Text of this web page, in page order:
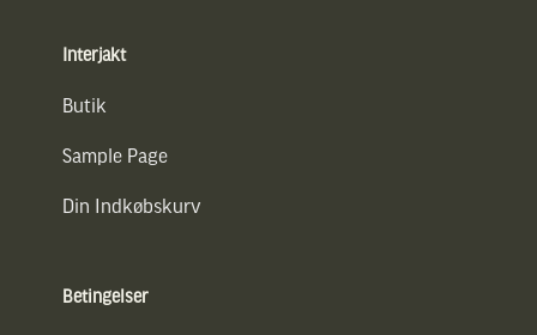
Interjakt
Butik
Sample Page
Din Indkøbskurv
Betingelser